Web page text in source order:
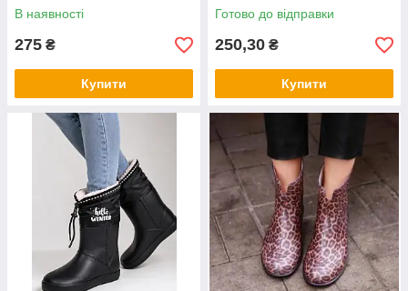
В наявності
275 ₴
Купити
Готово до відправки
250,30 ₴
Купити